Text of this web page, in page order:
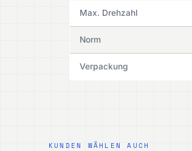
Max. Drehzahl
Norm
Verpackung
KUNDEN WÄHLEN AUCH